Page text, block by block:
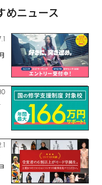
めニュース